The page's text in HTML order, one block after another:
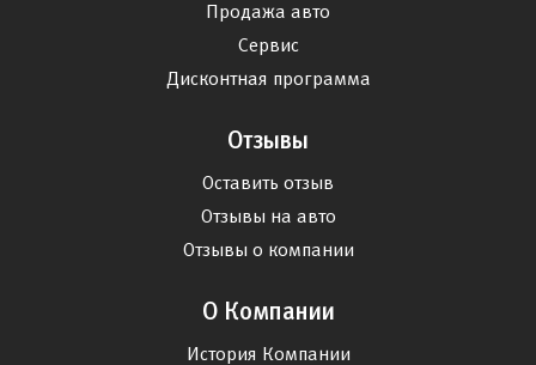
Продажа авто
Сервис
Дисконтная программа
Отзывы
Оставить отзыв
Отзывы на авто
Отзывы о компании
О Компании
История Компании